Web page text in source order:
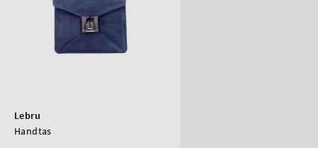
Lebru
Handtas